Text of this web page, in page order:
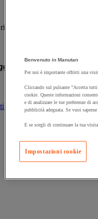
al tuo carrello un
sostenibili
Benvenuto in Manutan
Per noi è importante offrirti una
Cliccando sul pulsante "Accetta
cookie. Queste informazioni
e di analizzare le tue preferenze di
pubblicità adeguata. Se vuoi
E se scegli di continuare la tua
Impostazioni cookie